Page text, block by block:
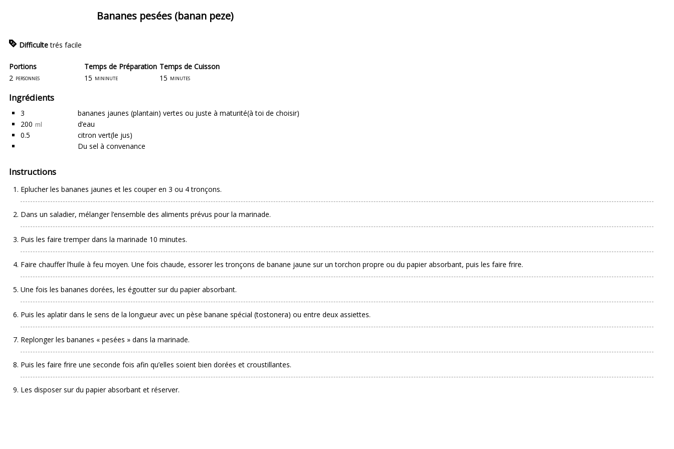
Bananes pesées (banan peze)
Difficulte trés facile
Portions
Temps de Préparation
2 personnes 15 mininute
Temps de Cuisson
15 minutes
Ingrédients
3 bananes jaunes (plantain) vertes ou juste à maturité(à toi de choisir)
200 ml
d’eau
0.5
citron vert(le jus)
Du sel à convenance
Instructions
Eplucher les bananes jaunes et les couper en 3 ou 4 tronçons.
Dans un saladier, mélanger l’ensemble des aliments prévus pour la marinade.
Puis les faire tremper dans la marinade 10 minutes.
Faire chauffer l’huile à feu moyen. Une fois chaude, essorer les tronçons de banane jaune sur un torchon propre ou du papier absorbant, puis les faire frire.
Une fois les bananes dorées, les égoutter sur du papier absorbant.
Puis les aplatir dans le sens de la longueur avec un pèse banane spécial (tostonera) ou entre deux assiettes.
Replonger les bananes « pesées » dans la marinade.
Puis les faire frire une seconde fois afin qu’elles soient bien dorées et croustillantes.
Les disposer sur du papier absorbant et réserver.